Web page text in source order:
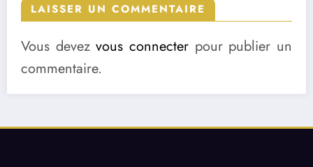
LAISSER UN COMMENTAIRE
Vous devezvous connecter pour publier un
commentaire.